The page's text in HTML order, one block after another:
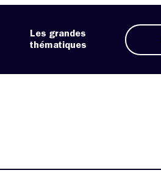
Les grandes
thématiques